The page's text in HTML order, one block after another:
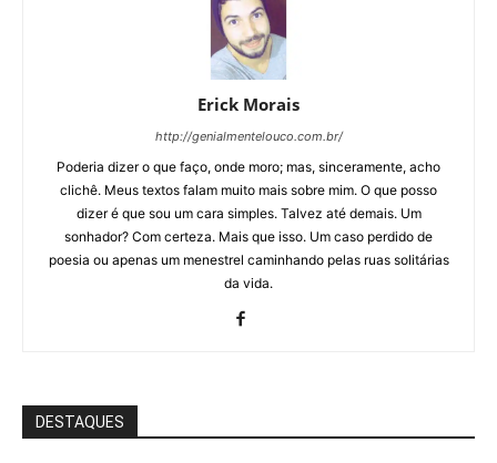
Erick Morais
http://genialmentelouco.com.br/
Poderia dizer o que faço, onde moro; mas, sinceramente, acho
clichê. Meus textos falam muito mais sobre mim. O que posso
dizer é que sou um cara simples. Talvez até demais. Um
sonhador? Com certeza. Mais que isso. Um caso perdido de
poesia ou apenas um menestrel caminhando pelas ruas solitárias
da vida.
DESTAQUES